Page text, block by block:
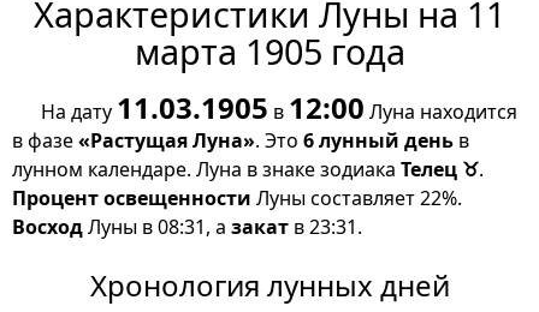
Характеристики Луны на 11
марта 1905 года
На дату 11.03.1905 в 12:00 Луна находится
в фазе«Растущая Луна». Это 6 лунный день в
лунном календаре. Луна в знаке зодиака Телец ♉.
Процент освещенности Луны составляет 22%.
ВосходЛуны в 08:31, а закат в 23:31.
Хронология лунных дней